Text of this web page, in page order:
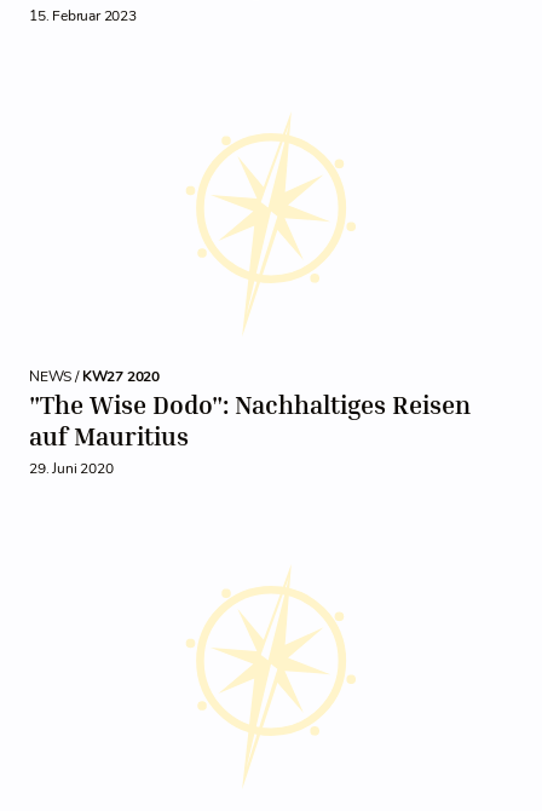
15. Februar 2023
NEWS /KW27 2020
"The Wise Dodo": Nachhaltiges Reisen
auf Mauritius
29. Juni 2020